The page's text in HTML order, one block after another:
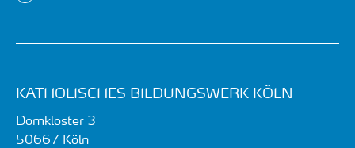
KATHOLISCHES BILDUNGSWERK KÖLN
Domkloster 3
50667 Köln